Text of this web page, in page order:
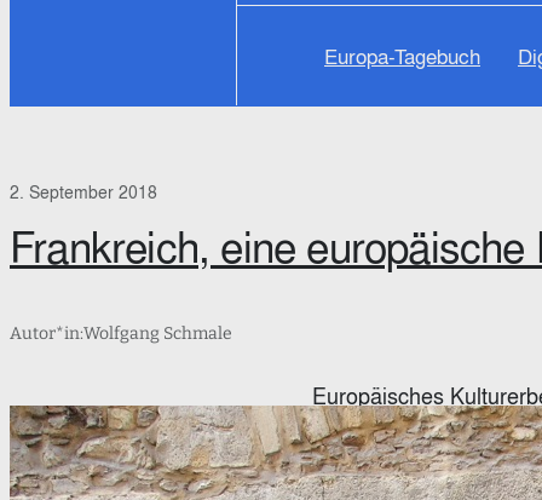
Europa-Tagebuch
2. September 2018
Frankreich, eine europäische
Autor*in:Wolfgang Schmale
Europäisches
den Südwesten
zurück.weiterlesen